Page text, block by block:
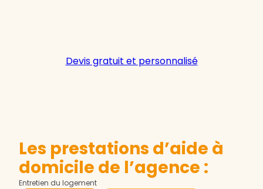
Devis gratuit et personnalisé
Les prestations d’aide à
domicile de l’agence :
Entretien du logement